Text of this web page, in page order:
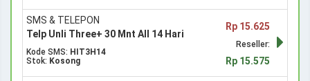
SMS & TELEPON
Telp Unli Three+ 30 Mnt All 14 Hari
Kode SMS: HIT3H14
Stok: Kosong
Rp 15.625
Reseller:
Rp 15.575